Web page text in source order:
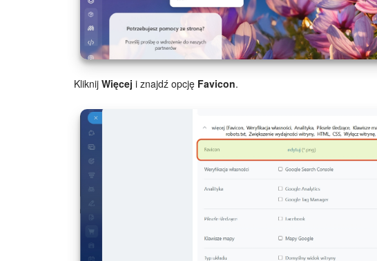
Kliknij Więcej i znajdź opcję Favicon.